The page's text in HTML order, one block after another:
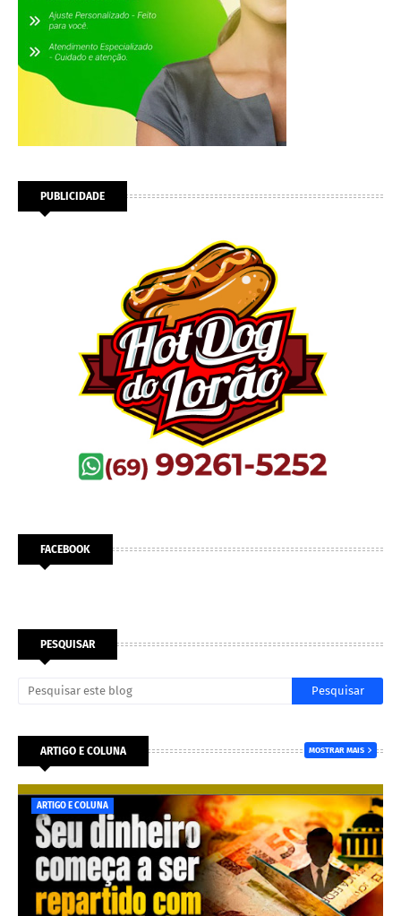
PUBLICIDADE
FACEBOOK
PESQUISAR
ARTIGO E COLUNA MOSTRAR MAIS
ARTIGO E COLUNA